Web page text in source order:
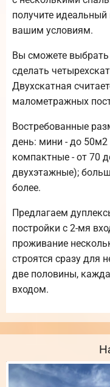
получите
вашим условиям.
Вы сможете
сделать
Двухскатная
малометражных
Востребованные
день: мини - до 50м2
компактные - от 70
двухэтажные);
более.
Предлагаем
постройки с 2-мя
проживание
строятся сразу для
две половины,
входом.